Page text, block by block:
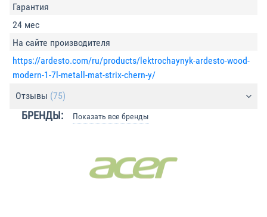
Гарантия
24 мес
На сайте производителя
https://ardesto.com/ru/products/lektrochaynyk-ardesto-wood-
modern-1-7l-metall-mat-strix-chern-y/
Отзывы (75)
БРЕНДЫ: Показать все бренды